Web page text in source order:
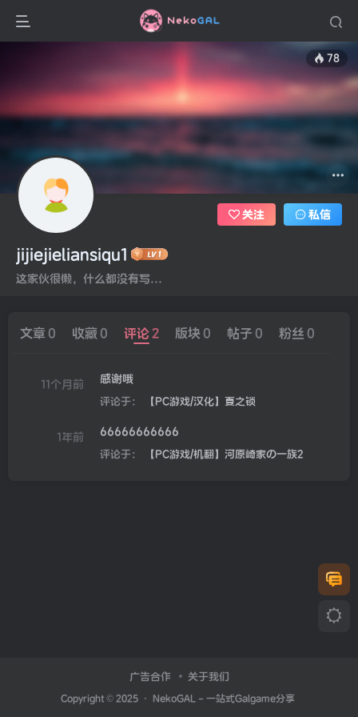
78
jijiejieliansiqu1
这家伙很懒，什么都没有写...
关注 私信
文章0 收藏0 评论2 版块 0 帖子 0 粉丝 0
11个月前 感谢哦
评论于： 【PC游戏/汉化】夏之锁
1年前 66666666666
评论于： 【PC游戏/机翻】河原崎家の一族2
广告合作 关于我们
Copyright © 2025 · NekoGAL - 一站式Galgame分享